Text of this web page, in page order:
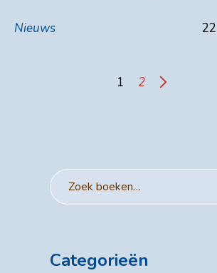
Nieuws
1 2
Categorieën